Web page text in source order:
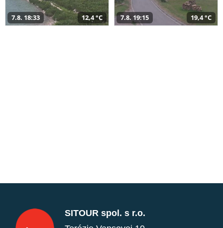
7.8. 18:33 12,4 °C 7.8. 19:15 19,4 °C
SITOUR spol. s r.o.